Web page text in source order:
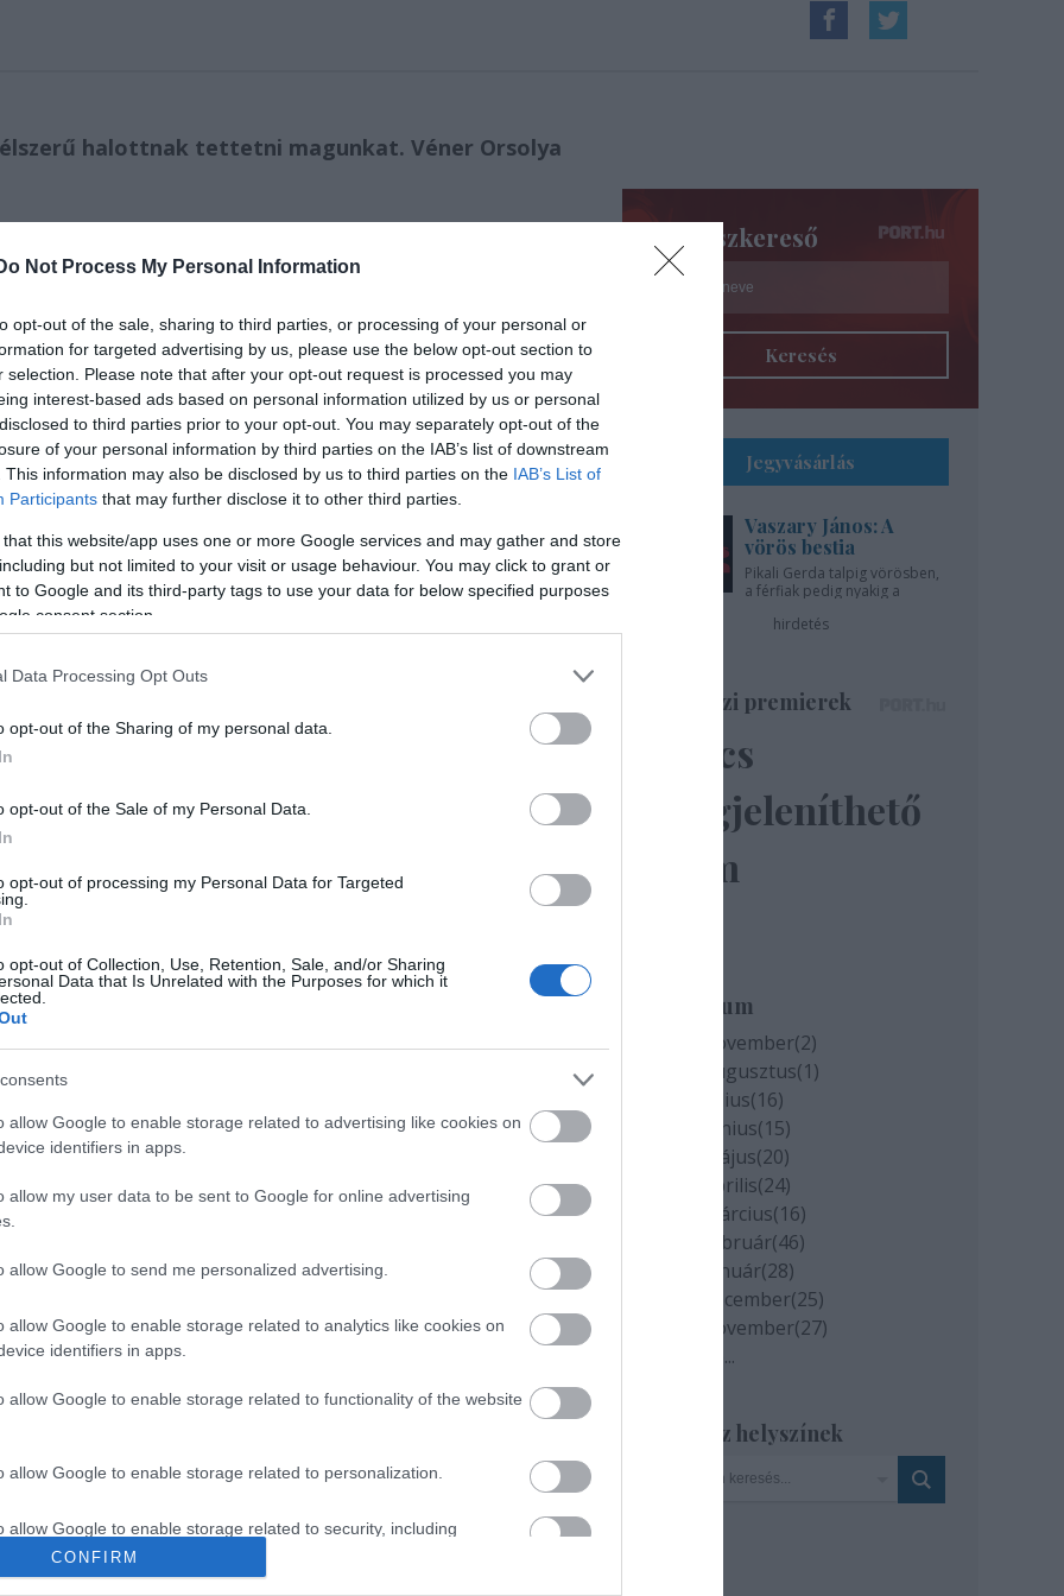
Not Process My Personal Information
opt-out of the sale, sharing to third parties, or processing of your personal or
for targeted advertising by us, please use the below opt-out section to
selection. Please note that after your opt-out request is processed you may
interest-based ads based on personal information utilized by us or personal
to third parties prior to your opt-out. You may separately opt-out of the
of your personal information by third parties on the IAB’s list of downstream
This information may also be disclosed by us to third parties on the IAB’s List of
Participants that may further disclose it to other third parties.
that this website/app uses one or more Google services and may gather and store
but not limited to your visit or usage behaviour. You may click to grant or
to Google and its third-party tags to use your data for below specified purposes
consent section.
Data Processing Opt Outs
opt-out of the Sharing of my personal data.
opt-out of the Sale of my Personal Data.
opt-out of processing my Personal Data for Targeted
opt-out of Collection, Use, Retention, Sale, and/or Sharing
Data that Is Unrelated with the Purposes for which it
allow Google to enable storage related to advertising like cookies on
identifiers in apps.
allow my user data to be sent to Google for online advertising
allow Google to send me personalized advertising.
allow Google to enable storage related to analytics like cookies on
identifiers in apps.
allow Google to enable storage related to functionality of the website
allow Google to enable storage related to personalization.
allow Google to enable storage related to security, including
functionality and fraud prevention, and other user protection.
CONFIRM
halottnak tettetni magunkat. Véner Orsolya
a feleségét, de házsártos anyósa elszívja előle a
elszegődhetünk a saját házunkba rendbe tenni a
a képre kattintva tekinthetőek meg!
a korabeli kritika szerint „ellenállhatatlanul
cselekményét, expresszív látványvilágát és a
felhasználva Diego de Brea nemzetközi
K színpadára. A cél a civilizált ember manírjai, és
színészeinek segítségével, akik primadonnaként
Színészkereső
Keresés
Jegyvásárlás
Vaszary János: A
vörös bestia
Pikali Gerda talpig vörösben,
a férfiak pedig nyakig a
hirdetés
Színházi premierek
Nincs
megjeleníthető
elem
Archívum
2020 november(2)
2020 augusztus(1)
2020 július(16)
2020 június(15)
2020 május(20)
2020 április(24)
2020 március(16)
2020 február(46)
2020 január(28)
2019 december(25)
2019 november(27)
...
Szinház helyszínek